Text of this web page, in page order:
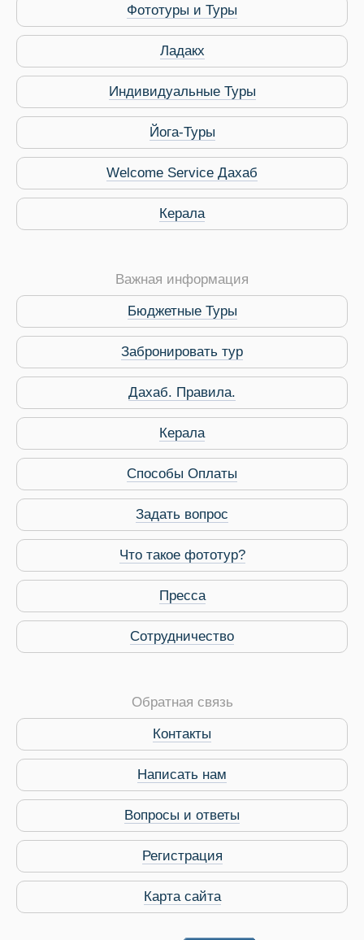
Service Дахаб
Путеводитель по
Виза в Индию
Фототуры и Туры
Ладакх
Индивидуальные Туры
Йога-Туры
Welcome Service Дахаб
Керала
Важная информация
Бюджетные Туры
Забронировать тур
Дахаб. Правила.
Керала
Способы Оплаты
Задать вопрос
Что такое фототур?
Пресса
Сотрудничество
Обратная связь
Контакты
Написать нам
Вопросы и ответы
Регистрация
Карта сайта